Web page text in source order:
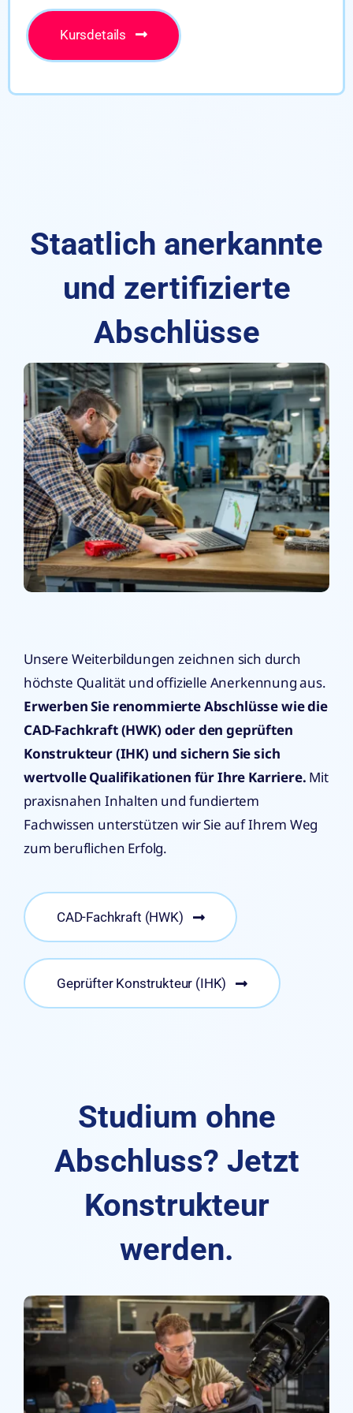
Kursdetails
Kursdetails
Staatlich anerkannte
und zertifizierte
Abschlüsse
Unsere Weiterbildungen zeichnen sich durch
höchste Qualität und offizielle Anerkennung aus.
Erwerben Sie renommierte Abschlüsse wie die
CAD-Fachkraft (HWK) oder den geprüften
Konstrukteur (IHK) und sichern Sie sich
wertvolle Qualifikationen für Ihre Karriere. Mit
praxisnahen Inhalten und fundiertem
Fachwissen unterstützen wir Sie auf Ihrem Weg
zum beruflichen Erfolg.
CAD-Fachkraft (HWK)
Geprüfter Konstrukteur (IHK)
Studium ohne
Abschluss? Jetzt
Konstrukteur
werden.